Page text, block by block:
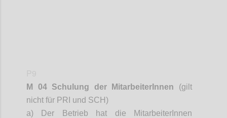
M 04 Schulung der MitarbeiterInnen
(gilt
nicht für PRI und SCH)
a) Der Betrieb hat die
MitarbeiterInnen